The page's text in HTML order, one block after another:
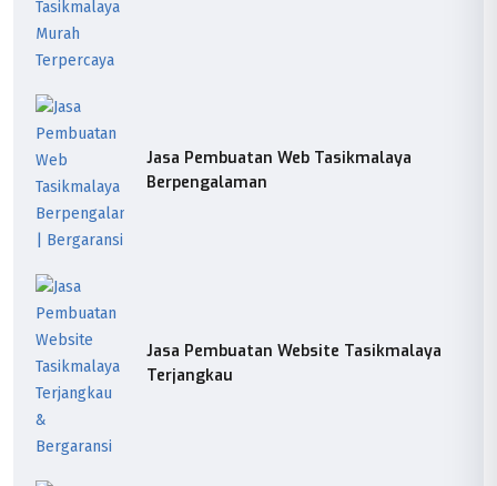
Jasa Pembuatan Web Tasikmalaya
Berpengalaman
Jasa Pembuatan Website Tasikmalaya
Terjangkau